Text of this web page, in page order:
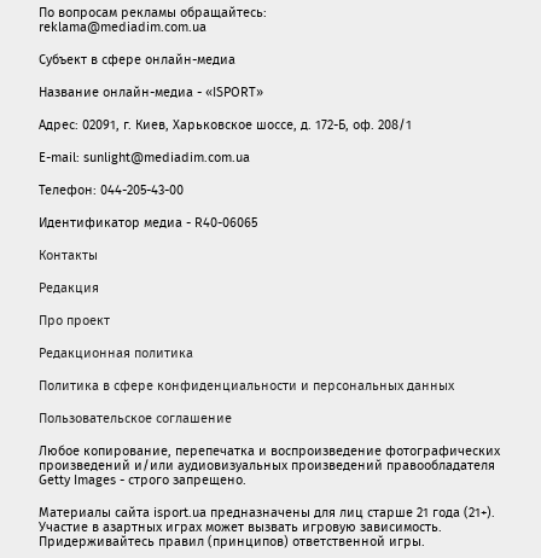
По вопросам рекламы обращайтесь:
reklama@mediadim.com.ua
Субъект в сфере онлайн-медиа
Название онлайн-медиа - «ISPORT»
Адрес: 02091, г. Киев, Харьковское шоссе, д. 172-Б, оф. 208/1
E-mail: sunlight@mediadim.com.ua
Телефон: 044-205-43-00
Идентификатор медиа - R40-06065
Контакты
Редакция
Про проект
Редакционная политика
Политика в сфере конфиденциальности и персональных данных
Пользовательское соглашение
Любое копирование, перепечатка и воспроизведение фотографических
произведений и/или аудиовизуальных произведений правообладателя
Getty Images - строго запрещено.
Материалы сайта isport.ua предназначены для лиц старше 21 года (21+).
Участие в азартных играх может вызвать игровую зависимость.
Придерживайтесь правил (принципов) ответственной игры.